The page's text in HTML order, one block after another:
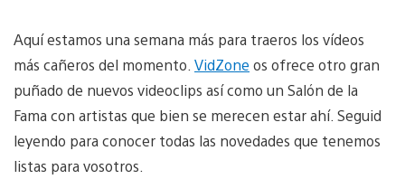
Aquí estamos una semana más para traeros los vídeos
más cañeros del momento. VidZone os ofrece otro gran
puñado de nuevos videoclips así como un Salón de la
Fama con artistas que bien se merecen estar ahí. Seguid
leyendo para conocer todas las novedades que tenemos
listas para vosotros.